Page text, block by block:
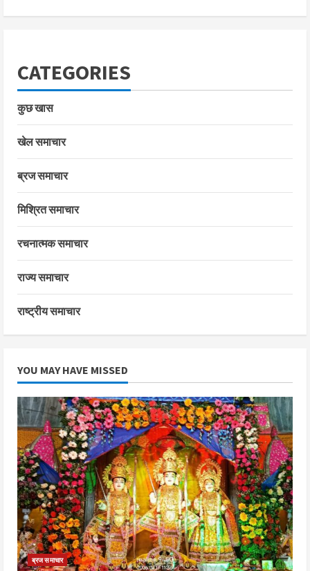
CATEGORIES
कुछ खास
खेल समाचार
ब्रज समाचार
मिश्रित समाचार
रचनात्मक समाचार
राज्य समाचार
राष्ट्रीय समाचार
YOU MAY HAVE MISSED
ब्रज समाचार